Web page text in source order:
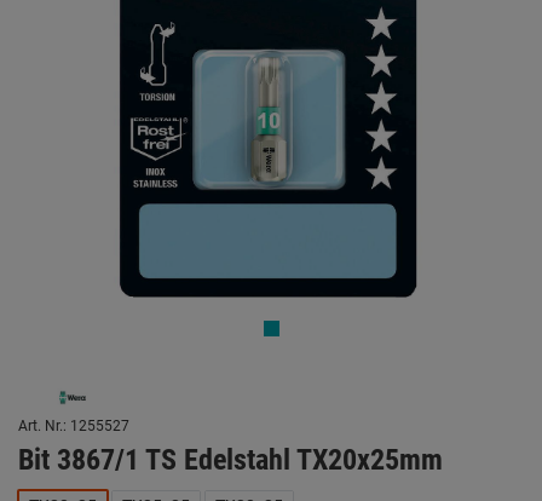
Art. Nr.: 1255527
Bit 3867/1 TS Edelstahl TX20x25mm